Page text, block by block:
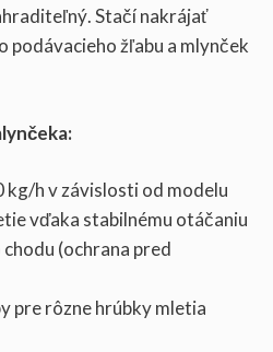
Stačí nakrájať
podávacieho žľabu a mlynček
kg/h v závislosti od modelu
vďaka stabilnému otáčaniu
(ochrana pred
pre rôzne hrúbky mletia